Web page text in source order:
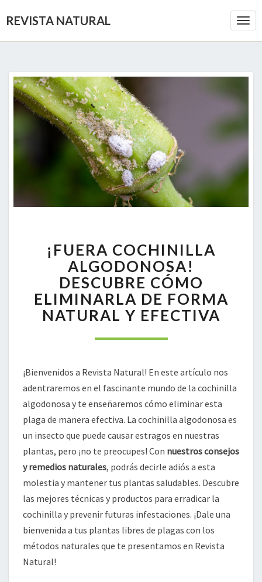
REVISTA NATURAL
COCHINILLA
ALGODONOSA!
DESCUBRE
CÓMO
ELIMINARLA
DE
NATURAL
¡FUERA COCHINILLA
ALGODONOSA!
DESCUBRE CÓMO
ELIMINARLA DE FORMA
NATURAL Y EFECTIVA
¡Bienvenidos a Revista Natural! En este artículo nos
adentraremos en el fascinante mundo de la cochinilla
algodonosa y te enseñaremos cómo eliminar esta
plaga de manera efectiva. La cochinilla algodonosa es
un insecto que puede causar estragos en nuestras
plantas, pero ¡no te preocupes! Con nuestros consejos
y remedios naturales, podrás decirle adiós a esta
molestia y mantener tus plantas saludables. Descubre
las mejores técnicas y productos para erradicar la
cochinilla y prevenir futuras infestaciones. ¡Dale una
bienvenida a tus plantas libres de plagas con los
métodos naturales que te presentamos en Revista
Natural!